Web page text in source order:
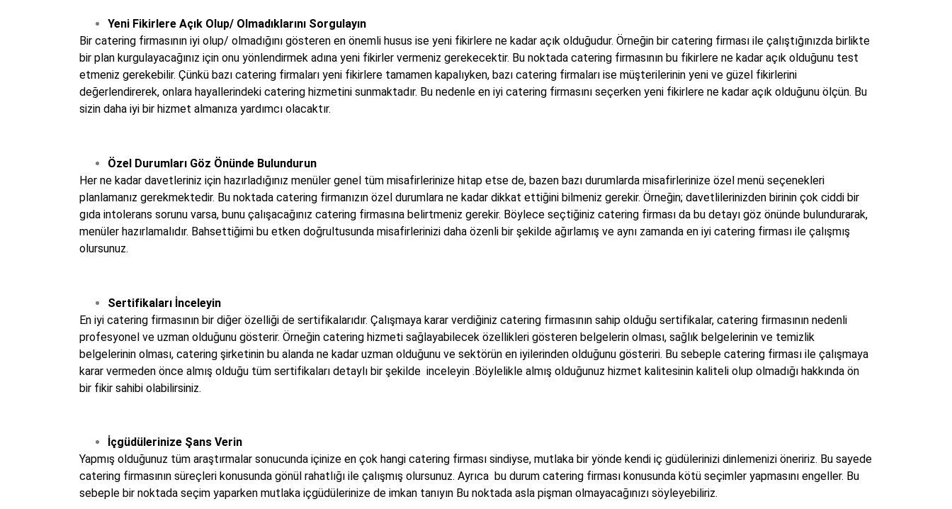
Yeni Fikirlere Açık Olup/ Olmadıklarını Sorgulayın
Bir catering firmasının iyi olup/ olmadığını gösteren en önemli husus ise yeni fikirlere ne kadar açık olduğudur. Örneğin bir catering firması ile çalıştığınızda birlikte
bir plan kurgulayacağınız için onu yönlendirmek adına yeni fikirler vermeniz gerekecektir. Bu noktada catering firmasının bu fikirlere ne kadar açık olduğunu test
etmeniz gerekebilir. Çünkü bazı catering firmaları yeni fikirlere tamamen kapalıyken, bazı catering firmaları ise müşterilerinin yeni ve güzel fikirlerini
değerlendirerek, onlara hayallerindeki catering hizmetini sunmaktadır. Bu nedenle en iyi catering firmasını seçerken yeni fikirlere ne kadar açık olduğunu ölçün. Bu
sizin daha iyi bir hizmet almanıza yardımcı olacaktır.
Özel Durumları Göz Önünde Bulundurun
Her ne kadar davetleriniz için hazırladığınız menüler genel tüm misafirlerinize hitap etse de, bazen bazı durumlarda misafirlerinize özel menü seçenekleri
planlamanız gerekmektedir. Bu noktada catering firmanızın özel durumlara ne kadar dikkat ettiğini bilmeniz gerekir. Örneğin; davetlilerinizden birinin çok ciddi bir
gıda intolerans sorunu varsa, bunu çalışacağınız catering firmasına belirtmeniz gerekir. Böylece seçtiğiniz catering firması da bu detayı göz önünde bulundurarak,
menüler hazırlamalıdır. Bahsettiğimi bu etken doğrultusunda misafirlerinizi daha özenli bir şekilde ağırlamış ve aynı zamanda en iyi catering firması ile çalışmış
olursunuz.
Sertifikaları İnceleyin
En iyi catering firmasının bir diğer özelliği de sertifikalarıdır. Çalışmaya karar verdiğiniz catering firmasının sahip olduğu sertifikalar, catering firmasının nedenli
profesyonel ve uzman olduğunu gösterir. Örneğin catering hizmeti sağlayabilecek özellikleri gösteren belgelerin olması, sağlık belgelerinin ve temizlik
belgelerinin olması, catering şirketinin bu alanda ne kadar uzman olduğunu ve sektörün en iyilerinden olduğunu gösteriri. Bu sebeple catering firması ile çalışmaya
karar vermeden önce almış olduğu tüm sertifikaları detaylı bir şekilde inceleyin .Böylelikle almış olduğunuz hizmet kalitesinin kaliteli olup olmadığı hakkında ön
bir fikir sahibi olabilirsiniz.
İçgüdülerinize Şans Verin
Yapmış olduğunuz tüm araştırmalar sonucunda içinize en çok hangi catering firması sindiyse, mutlaka bir yönde kendi iç güdülerinizi dinlemenizi öneririz. Bu sayede
catering firmasının süreçleri konusunda gönül rahatlığı ile çalışmış olursunuz. Ayrıca bu durum catering firması konusunda kötü seçimler yapmasını engeller. Bu
sebeple bir noktada seçim yaparken mutlaka içgüdülerinize de imkan tanıyın Bu noktada asla pişman olmayacağınızı söyleyebiliriz.